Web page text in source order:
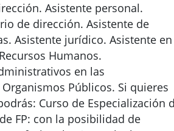
Asistente personal.
de dirección. Asistente de
Asistente jurídico. Asistente en
Humanos.
en las
Públicos. Si quieres
Curso de Especialización
FP: con la posibilidad de